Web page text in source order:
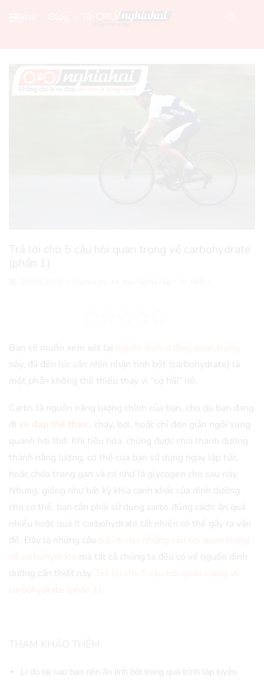
Tin Xe Đạp Mới
Bạn sẽ muốn xem xét lại
này, đã đến lúc cần nhìn nhận tinh bột (carbohydrate) là
một phần không thể thiếu thay vì “sợ hãi” nó.
Carbs là nguồn năng lượng chính của bạn, cho dù bạn đang
đi
, chạy, bơi, hoặc chỉ đơn giản ngồi xung
quanh hơi thở. Khi tiêu hóa, chúng được chia thành đường
thành năng lượng, cơ thể của bạn sử dụng ngay lập tức,
hoặc chứa trong gan và cơ như là glycogen cho sau này.
Nhưng, giống như bất kỳ khía cạnh khác của dinh dưỡng
cho cơ thể, bạn cần phải sử dụng carbs đúng cách; ăn quá
nhiều hoặc quá ít carbohydrate tất nhiên có thể gây ra vấn
đề. Đây là những câu
mà tất cả chúng ta đều có về nguồn dinh
dưỡng cần thiết này.
Lí do tại sao bạn nên ăn tinh bột trong quá trình tập luyện